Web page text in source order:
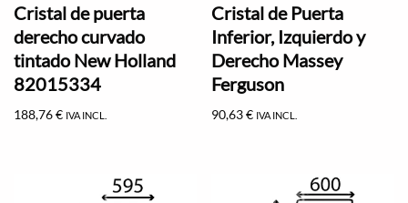
Cristal de puerta
derecho curvado
tintado New Holland
82015334
188,76€ IVA INCL.
Cristal de Puerta
Inferior, Izquierdo y
Derecho Massey
Ferguson
90,63€ IVA INCL.